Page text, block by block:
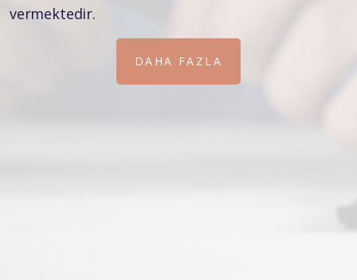
vermektedir.
DAHA FAZLA
DAHA FAZLA